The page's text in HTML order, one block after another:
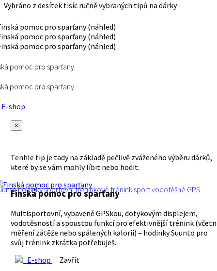
Vybráno z desítek tisíc ručně vybraných tipů na dárky
pomoc pro sparťany
pomoc pro sparťany
shop
×
Tenhle tip je tady na základě pečlivě zváženého výběru dárků,
které by se vám mohly líbit nebo hodit.
hodinkysportovnítréninkovétrénink sportvodotěšné GPS
Finská pomoc pro sparťany
Multisportovní, vybavené GPSkou, dotykovým displejem,
vodotěsností a spoustou funkcí pro efektivnější trénink
měření zátěže nebo spálených kalorií) – hodinky Suunto pro
svůj trénink zkrátka potřebuješ.
E-shop
Zavřít